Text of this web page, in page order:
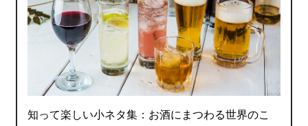
知って楽しい小ネタ集：お酒にまつわる世界のこ